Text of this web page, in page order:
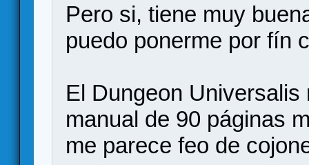
Pero si, tiene muy
puedo ponerme por fín
El Dungeon
manual de 90 páginas
me parece feo de